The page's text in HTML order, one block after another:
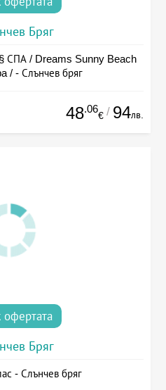
Бряг
СПА / Dreams Sunny Beach
/ - Слънчев бряг
48.06
€ / 94лв.
офертата
Бряг
- Слънчев бряг